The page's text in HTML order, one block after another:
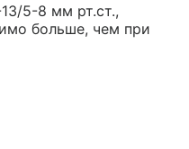
5-8 мм рт.ст.,
больше, чем при